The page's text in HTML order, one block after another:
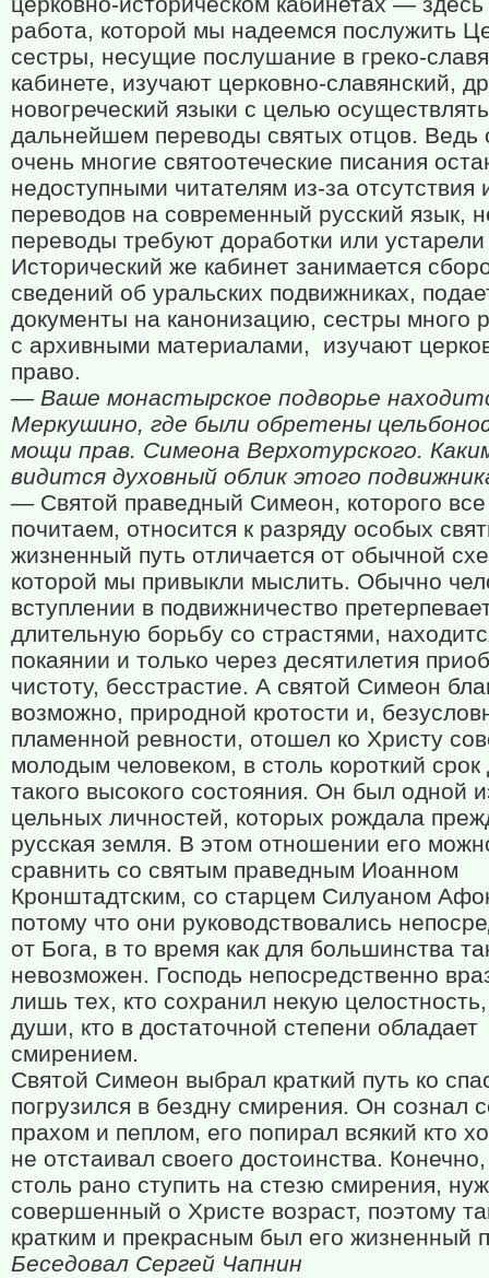
работа, которой мы надеемся послужить
сестры, несущие послушание в греко-
кабинете, изучают церковно-славянский,
новогреческий языки с целью
дальнейшем переводы святых отцов. Ведь
очень многие святоотеческие писания
недоступными читателям из-за отсутствия
переводов на современный русский язык,
переводы требуют доработки или
Исторический же кабинет занимается
сведений об уральских подвижниках,
документы на канонизацию, сестры много
с архивными материалами,
изучают
право.
— Ваше монастырское подворье
Меркушино, где были обретены
мощи прав. Симеона Верхотурского.
видится духовный облик этого
— Святой праведный Симеон, которого
почитаем, относится к разряду особых
жизненный путь отличается от обычной
которой мы привыкли мыслить. Обычно
вступлении в подвижничество
длительную борьбу со страстями,
покаянии и только через десятилетия
чистоту, бесстрастие. А святой Симеон
возможно, природной кротости и,
пламенной ревности, отошел ко Христу
молодым человеком, в столь короткий срок
такого высокого состояния. Он был одной
цельных личностей, которых рождала
русская земля. В этом отношении его
сравнить со святым праведным Иоанном
Кронштадтским, со старцем Силуаном
потому что они руководствовались
от Бога, в то время как для большинства
невозможен. Господь непосредственно
лишь тех, кто сохранил некую
души, кто в достаточной степени обладает
смирением.
Святой Симеон выбрал краткий путь ко
погрузился в бездну смирения. Он сознал
прахом и пеплом, его попирал всякий кто
не отстаивал своего достоинства.
столь рано ступить на стезю смирения,
совершенный о Христе возраст, поэтому
кратким и прекрасным был его жизненный
Беседовал Сергей Чапнин